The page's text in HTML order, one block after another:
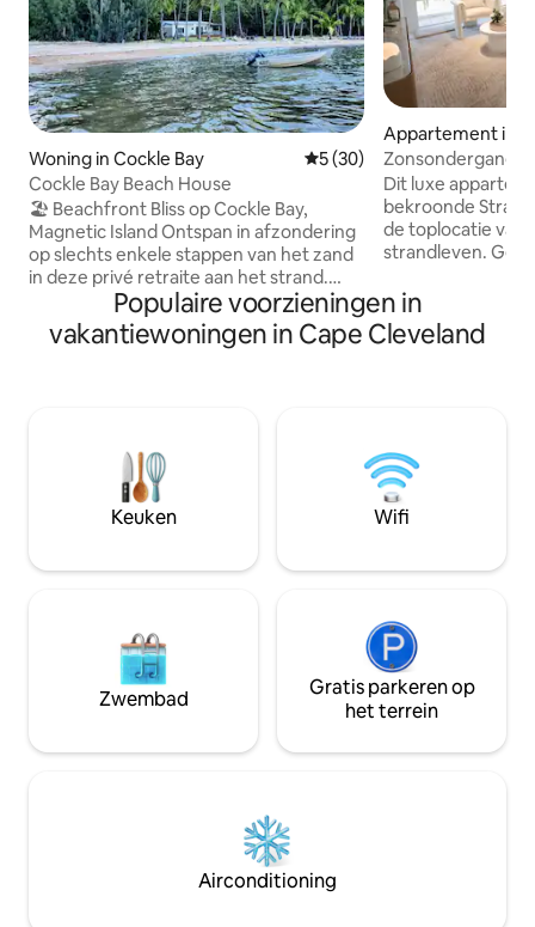
Woning in Cockle Bay Gemiddelde beoordeling
5 (30)
Cockle Bay Beach House
🏖️ Beachfront Bliss op Cockle Bay,
Magnetic Island Ontspan in afzondering
op slechts enkele stappen van het zand
in deze privé retraite aan het strand.
Geniet van uitzicht op de oceaan, rust
en privacy - perfect voor koppels,
gezinnen of soloreizigers om te
ondersteun lokale koala's Voor elke
geboekte nacht doneren we $ 10 aan
het Magnetic Island Koala Hospital, dat
helpt bij de zorg voor de prachtige
Appartement in
Zonsondergang
strand/
Dit luxe
bekroonde
de toplocatie van
strandleven.
zwemstranden,
waterpark en
luxe
met nieuwe
woonkamer, een
volledige lengte,
parkeerplaats,
Minuten van CBD
Populaire voorzieningen in
vakantiewoningen in Cape Cleveland
Keuken Wifi
Zwembad
Gratis parkeren op
het terrein
Airconditioning